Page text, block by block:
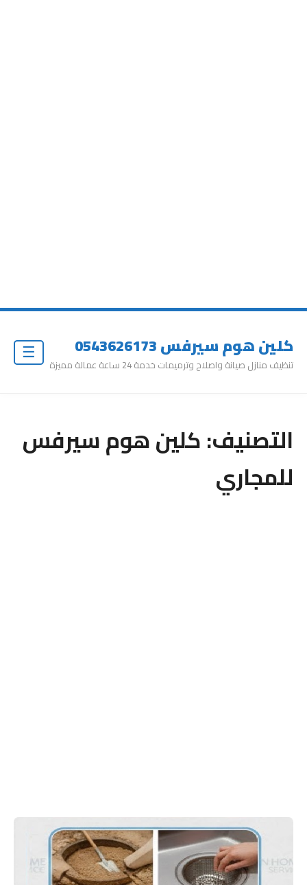
كلين هوم سيرفس 0543626173
تنظيف منازل صيانة واصلاح وترميمات خدمة 24 ساعة عمالة مميزة
التصنيف:كلين هوم سيرفس
للمجاري